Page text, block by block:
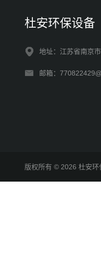
杜安环保设备
地址：江苏省南京
邮箱：
版权所有 © 2026 杜安